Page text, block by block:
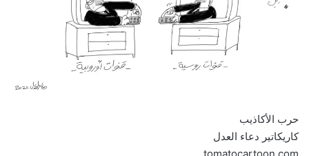
حرب الأكاذيب
كاريكاتير دعاء العدل